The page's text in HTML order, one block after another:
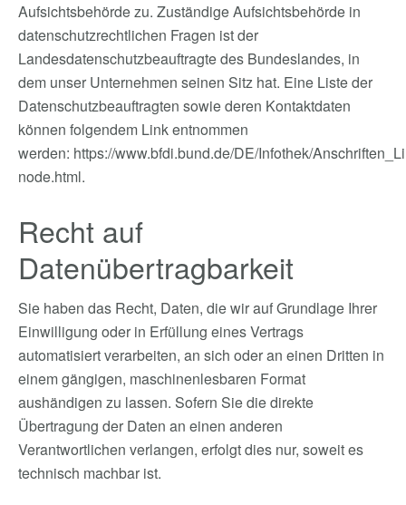
Aufsichtsbehörde zu. Zuständige Aufsichtsbehörde in
datenschutzrechtlichen Fragen ist der
Landesdatenschutzbeauftragte des Bundeslandes, in
dem unser Unternehmen seinen Sitz hat. Eine Liste der
Datenschutzbeauftragten sowie deren Kontaktdaten
können folgendem Link entnommen
werden: https://www.bfdi.bund.de/DE/Infothek/
node.html.
Recht auf
Datenübertragbarkeit
Sie haben das Recht, Daten, die wir auf Grundlage Ihrer
Einwilligung oder in Erfüllung eines Vertrags
automatisiert verarbeiten, an sich oder an einen Dritten in
einem gängigen, maschinenlesbaren Format
aushändigen zu lassen. Sofern Sie die direkte
Übertragung der Daten an einen anderen
Verantwortlichen verlangen, erfolgt dies nur, soweit es
technisch machbar ist.